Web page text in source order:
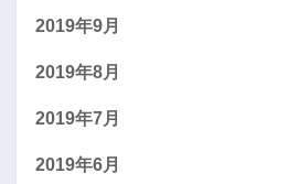
2019年9月
2019年8月
2019年7月
2019年6月